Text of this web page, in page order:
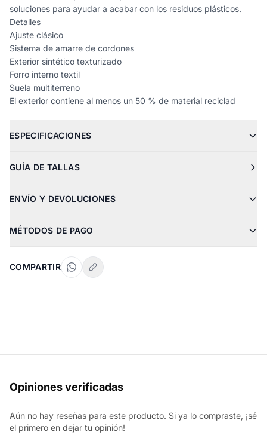
soluciones para ayudar a acabar con los residuos plásticos.
Detalles
Ajuste clásico
Sistema de amarre de cordones
Exterior sintético texturizado
Forro interno textil
Suela multiterreno
El exterior contiene al menos un 50 % de material reciclad
ESPECIFICACIONES
GUÍA DE TALLAS
ENVÍO Y DEVOLUCIONES
MÉTODOS DE PAGO
COMPARTIR
Opiniones verificadas
Aún no hay reseñas para este producto. Si ya lo compraste, ¡sé
el primero en dejar tu opinión!